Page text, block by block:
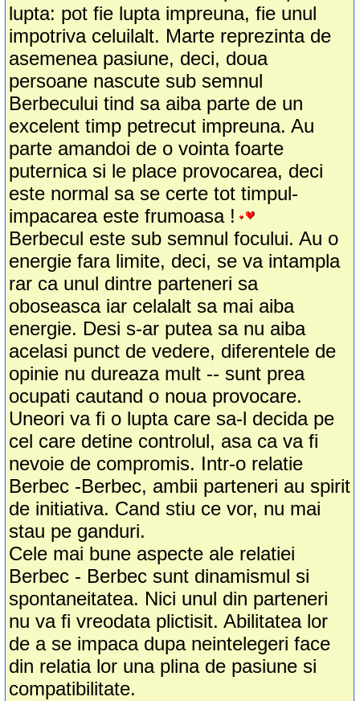
lupta: pot fie lupta impreuna, fie unul
impotriva celuilalt. Marte reprezinta de
asemenea pasiune, deci, doua
persoane nascute sub semnul
Berbecului tind sa aiba parte de un
excelent timp petrecut impreuna. Au
parte amandoi de o vointa foarte
puternica si le place provocarea, deci
este normal sa se certe tot timpul-
impacarea este frumoasa !
Berbecul este sub semnul focului. Au o
energie fara limite, deci, se va intampla
rar ca unul dintre parteneri sa
oboseasca iar celalalt sa mai aiba
energie. Desi s-ar putea sa nu aiba
acelasi punct de vedere, diferentele de
opinie nu dureaza mult -- sunt prea
ocupati cautand o noua provocare.
Uneori va fi o lupta care sa-l decida pe
cel care detine controlul, asa ca va fi
nevoie de compromis. Intr-o relatie
Berbec -Berbec, ambii parteneri au spirit
de initiativa. Cand stiu ce vor, nu mai
stau pe ganduri.
Cele mai bune aspecte ale relatiei
Berbec - Berbec sunt dinamismul si
spontaneitatea. Nici unul din parteneri
nu va fi vreodata plictisit. Abilitatea lor
de a se impaca dupa neintelegeri face
din relatia lor una plina de pasiune si
compatibilitate.